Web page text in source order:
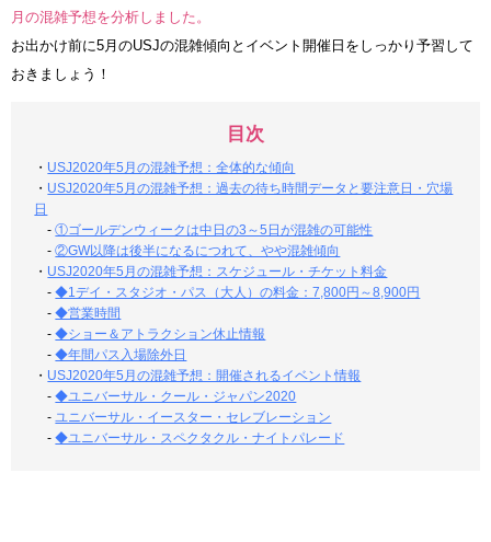
月の混雑予想を分析しました。
お出かけ前に5月のUSJの混雑傾向とイベント開催日をしっかり予習して
おきましょう！
目次
・ USJ2020年5月の混雑予想：全体的な傾向
・ USJ2020年5月の混雑予想：過去の待ち時間データと要注意日・穴場
日
-①ゴールデンウィークは中日の3～5日が混雑の可能性
-②GW以降は後半になるにつれて、やや混雑傾向
・ USJ2020年5月の混雑予想：スケジュール・チケット料金
-◆1デイ・スタジオ・パス（大人）の料金：7,800円～8,900円
-◆営業時間
-◆ショー＆アトラクション休止情報
-◆年間パス入場除外日
・ USJ2020年5月の混雑予想：開催されるイベント情報
-◆ユニバーサル・クール・ジャパン2020
-ユニバーサル・イースター・セレブレーション
-◆ユニバーサル・スペクタクル・ナイトパレード